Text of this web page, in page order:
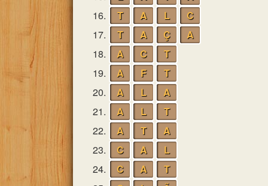
16.
T A L
C
17.
T A Ç
A
18.
A C
T
19.
A F
T
20.
A L
A
21.
A L
T
22.
A T
A
23.
C A
L
24.
C A
T